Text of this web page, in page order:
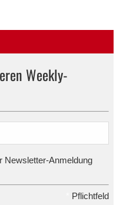
Weekly-
Newsletter-Anmeldung
Pflichtfeld